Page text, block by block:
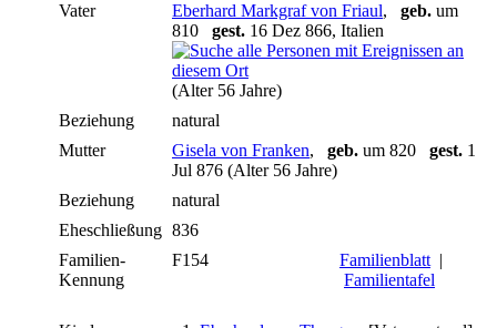
Vater Eberhard Markgraf von Friaul, geb. um
810 gest. 16 Dez 866, Italien
(Alter 56 Jahre)
Beziehung
natural
Mutter
Gisela von Franken, geb. um 820 gest. 1
Jul 876 (Alter 56 Jahre)
Beziehung
natural
Eheschließung 836
Familien-
Kennung
F154 Familienblatt|
Familientafel